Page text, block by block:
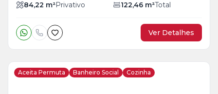
84,22 m²Privativo 122,46 m²Total
Ver Detalhes
Aceita Permuta Banheiro Social Cozinha